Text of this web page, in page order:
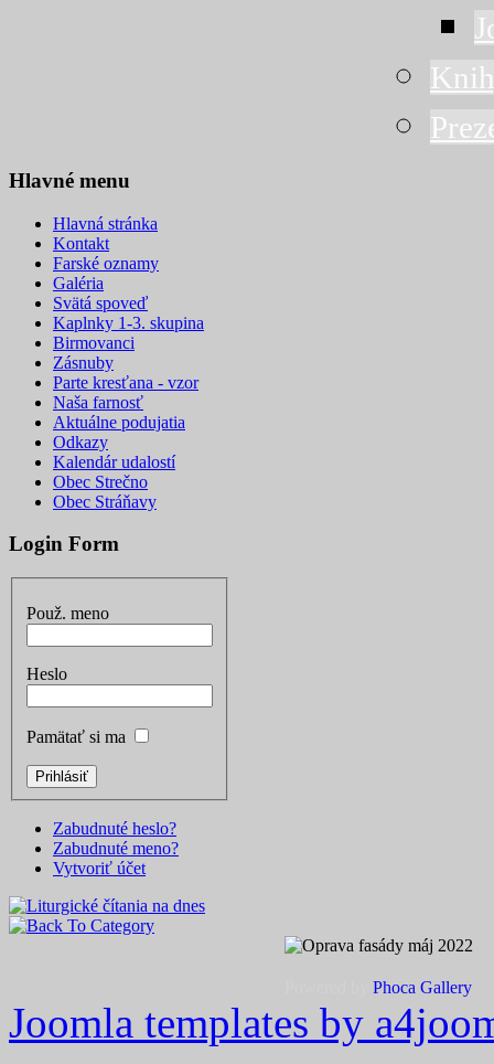
Hlavné menu
Hlavná stránka
Kontakt
Farské oznamy
Galéria
Svätá spoveď
Kaplnky 1-3. skupina
Birmovanci
Zásnuby
Parte kresťana - vzor
Naša farnosť
Aktuálne podujatia
Odkazy
Kalendár udalostí
Obec Strečno
Obec Stráňavy
Login Form
Použ. meno
Heslo
Pamätať si ma
Zabudnuté heslo?
Zabudnuté meno?
Vytvoriť účet
Phoca Gallery
Joomla templates by